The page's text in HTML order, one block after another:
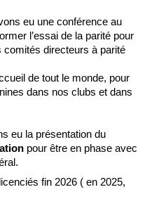
eu une conférence au
l’essai de la parité pour
comités directeurs à parité
de tout le monde, pour
dans nos clubs et dans
eu la présentation du
pour être en phase avec
fin 2026 ( en 2025,